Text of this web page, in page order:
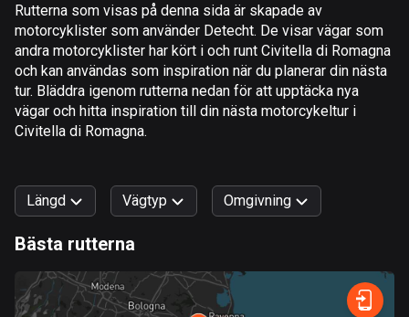
Amerikanska Jungfruöarna
1 rutt
Andorra
61 rutter
Angola
Antigua och Barbuda
885 rutter
Rutterna som visas på denna sida är skapade av
motorcyklister som använder Detecht. De visar vägar som
andra motorcyklister har kört i och runt Civitella di Romagna
och kan användas som inspiration när du planerar din nästa
tur. Bläddra igenom rutterna nedan för att upptäcka nya
vägar och hitta inspiration till din nästa motorcykeltur i
Civitella di Romagna.
Längd Vägtyp
Snabb Terräng Kurvig
Omgivning
Skog Berg Vatten Fält
Bästa rutterna